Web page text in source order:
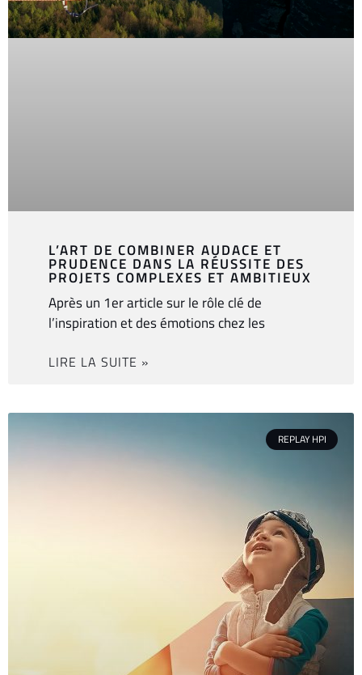
L’ART DE COMBINER AUDACE ET
PRUDENCE DANS LA RÉUSSITE DES
PROJETS COMPLEXES ET AMBITIEUX
Après un 1er article sur le rôle clé de
l’inspiration et des émotions chez les
LIRE LA SUITE »
REPLAY HPI